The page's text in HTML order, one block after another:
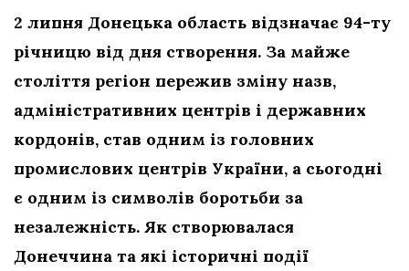
2 липня Донецька область відзначає 94-ту
річницю від дня створення. За майже
століття регіон пережив зміну назв,
адміністративних центрів і державних
кордонів, став одним із головних
промислових центрів України, а сьогодні
є одним із символів боротьби за
незалежність. Як створювалася
Донеччина та які історичні події